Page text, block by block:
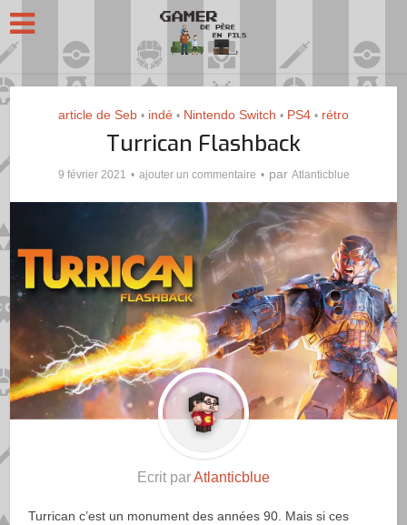
article de Seb • indé • Nintendo Switch • PS4 • rétro
Turrican Flashback
9 février 2021 ajouter un commentaire par Atlanticblue
Ecrit parAtlanticblue
Turrican c’est un monument des années 90. Mais si ces